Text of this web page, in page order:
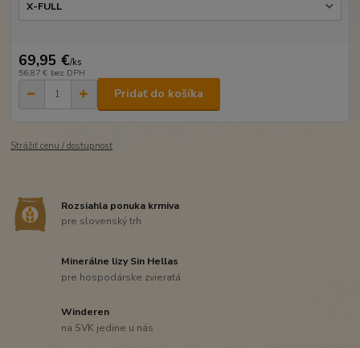
69,95 €/ks
56,87 € bez DPH
Pridať do košíka
Strážiť cenu / dostupnosť
Rozsiahla ponuka krmiva
pre slovenský trh
Minerálne lizy Sin Hellas
pre hospodárske zvieratá
Winderen
na SVK jedine u nás